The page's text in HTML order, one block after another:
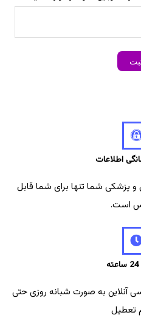
اطلاعات
پزشکی شما تنها برای شما قابل
است.
آنلاین به صورت شبانه روزی حتی
تعطیل